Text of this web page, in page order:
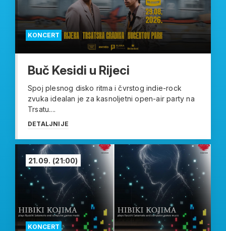
KONCERT
Buč Kesidi u Rijeci
Spoj plesnog disko ritma i čvrstog indie-rock
zvuka idealan je za kasnoljetni open-air party na
Trsatu....
DETALJNIJE
KONCERT
21.09. (21:00)